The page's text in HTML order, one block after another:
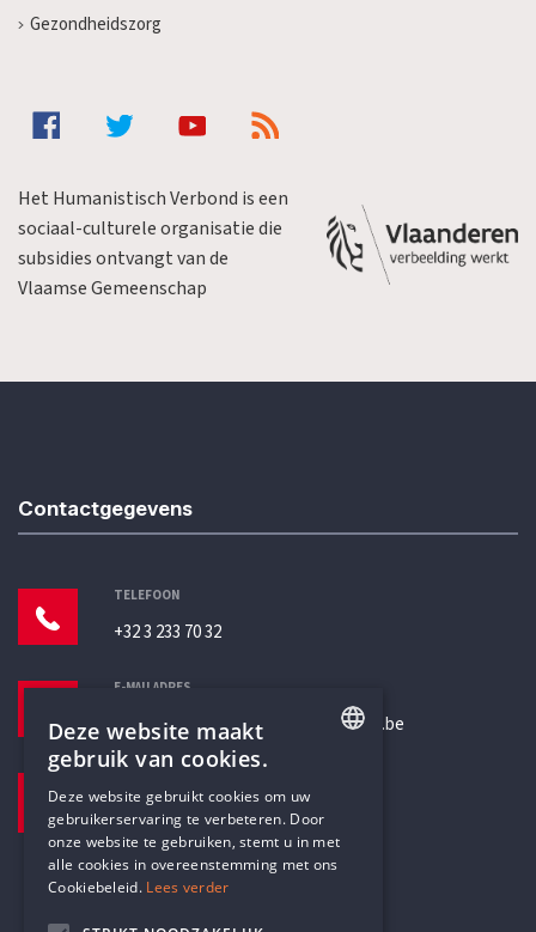
Gezondheidszorg
Het Humanistisch Verbond is een
sociaal-culturele organisatie die
subsidies ontvangt van de
Vlaamse Gemeenschap
Contactgegevens
TELEFOON
+32 3 233 70 32
E-MAILADRES
secretariaat@humanistischverbond.be
Pottenbrug 4
Antwerpen, 2000
DUTCH
Deze website maakt
gebruik van cookies.
Deze website gebruikt cookies om uw
gebruikerservaring te verbeteren. Door
onze website te gebruiken, stemt u in met
alle cookies in overeenstemming met ons
Cookiebeleid. Lees verder